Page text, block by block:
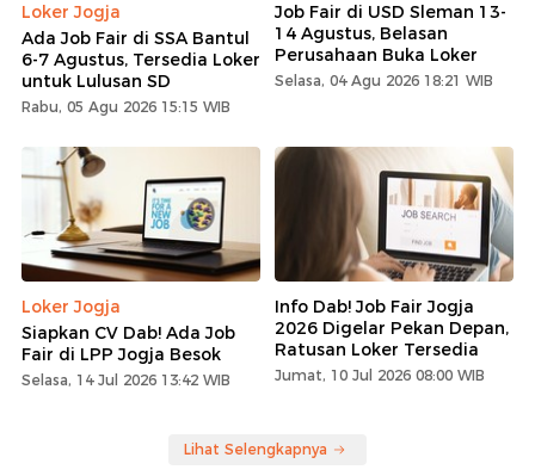
Loker Jogja
Ada Job Fair di SSA Bantul
6-7 Agustus, Tersedia Loker
untuk Lulusan SD
Rabu, 05 Agu 2026 15:15 WIB
Job Fair di USD Sleman 13-
14 Agustus, Belasan
Perusahaan Buka Loker
Selasa, 04 Agu 2026 18:21 WIB
Loker Jogja
Siapkan CV Dab! Ada Job
Fair di LPP Jogja Besok
Selasa, 14 Jul 2026 13:42 WIB
Info Dab! Job Fair Jogja
2026 Digelar Pekan Depan,
Ratusan Loker Tersedia
Jumat, 10 Jul 2026 08:00 WIB
Lihat Selengkapnya